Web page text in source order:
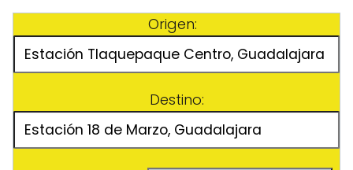
Origen:
Destino: